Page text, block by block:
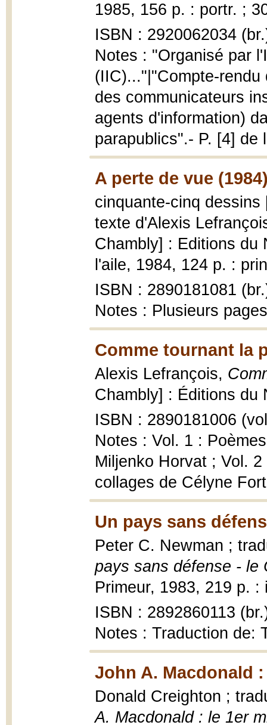
1985, 156 p. : portr. ;
ISBN : 2920062034
Notes : "Organisé par
(IIC)..."|"Compte-
des communicateurs
agents d'information)
parapublics".- P. [4] de
A perte de vue
cinquante-cinq
texte d'Alexis
Chambly] : Editions du
l'aile, 1984, 124 p. :
ISBN : 2890181081
Notes : Plusieurs
Comme tournant la
Alexis Lefrançois,
Chambly] : Éditions du
ISBN : 2890181006
Notes : Vol. 1 :
Miljenko Horvat ; Vol.
collages de Célyne
Un pays sans
Peter C. Newman ;
pays sans défense - le
Primeur, 1983, 219 p.
ISBN : 2892860113
Notes : Traduction de:
John A. Macdonald
Donald Creighton ;
A. Macdonald : le 1er